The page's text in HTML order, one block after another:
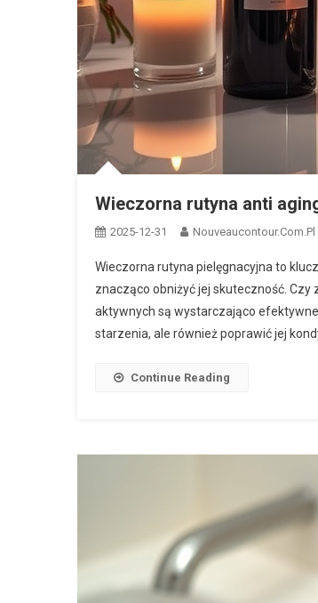
Wieczorna rutyna anti
2025-12-31 Nouveaucontour.com.pl
Wieczorna rutyna pielęgnacyjna to
znacząco obniżyć jej skuteczność. Czy
aktywnych są wystarczająco
starzenia, ale również poprawić jej
Continue Reading